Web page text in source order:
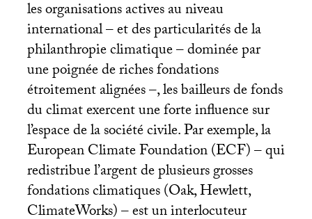
les organisations actives au niveau
international – et des particularités de la
philanthropie climatique – dominée par
une poignée de riches fondations
étroitement alignées –, les bailleurs de fonds
du climat exercent une forte influence sur
l’espace de la société civile. Par exemple, la
European Climate Foundation (ECF) – qui
redistribue l’argent de plusieurs grosses
fondations climatiques (Oak, Hewlett,
ClimateWorks) – est un interlocuteur